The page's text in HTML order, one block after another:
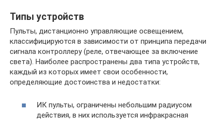
Типы устройств
Пульты, дистанционно управляющие освещением,
классифицируются в зависимости от принципа передачи
сигнала контроллеру (реле, отвечающее за включение
света). Наиболее распространены два типа устройств,
каждый из которых имеет свои особенности,
определяющие достоинства и недостатки:
ИК пульты, ограничены небольшим радиусом
действия, в них используется инфракрасная